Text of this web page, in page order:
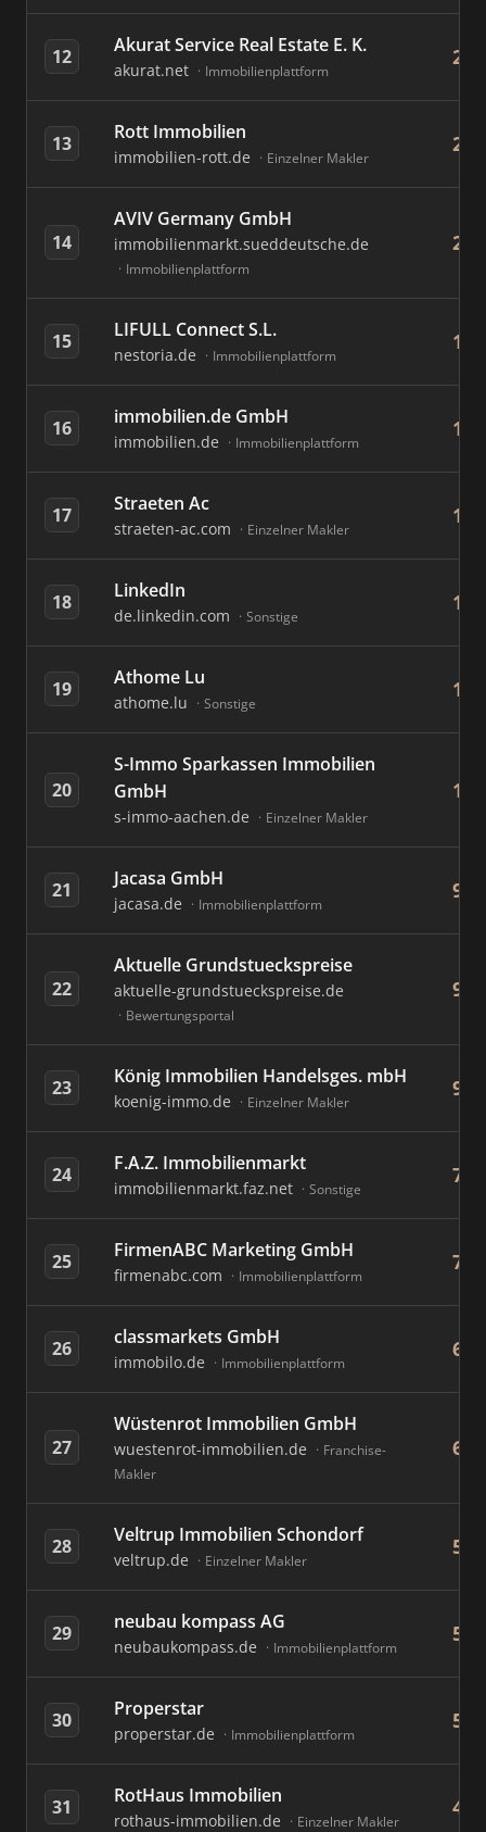
12 Akurat Service Real Estate E. K.
akurat.net Immobilienplattform
285
13 Rott Immobilien
immobilien-rott.de Einzelner Makler
273
14
AVIV Germany GmbH
immobilienmarkt.sueddeutsche.de
Immobilienplattform
271
15 LIFULL Connect S.L.
nestoria.de Immobilienplattform
189
16 immobilien.de GmbH
immobilien.de Immobilienplattform
189
17 Straeten Ac
straeten-ac.com Einzelner Makler
157
18 LinkedIn
de.linkedin.com Sonstige
122
19 Athome Lu
athome.lu Sonstige
121
20
S-Immo Sparkassen Immobilien
GmbH
s-immo-aachen.de Einzelner Makler
103
21 Jacasa GmbH
jacasa.de Immobilienplattform
95
22
Aktuelle Grundstueckspreise
aktuelle-grundstueckspreise.de
Bewertungsportal
92
23 König Immobilien Handelsges. mbH
koenig-immo.de Einzelner Makler
92
24 F.A.Z. Immobilienmarkt
immobilienmarkt.faz.net Sonstige
79
25 FirmenABC Marketing GmbH
firmenabc.com Immobilienplattform
71
26 classmarkets GmbH
immobilo.de Immobilienplattform
68
27
Wüstenrot Immobilien GmbH
wuestenrot-immobilien.de
Franchise-
Makler
65
28 Veltrup Immobilien Schondorf
veltrup.de Einzelner Makler
54
29 neubau kompass AG
neubaukompass.de Immobilienplattform
53
30 Properstar
properstar.de Immobilienplattform
52
31 RotHaus Immobilien
rothaus-immobilien.de Einzelner Makler
49